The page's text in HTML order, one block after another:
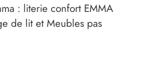
: literie confort EMMA
de lit et Meubles pas